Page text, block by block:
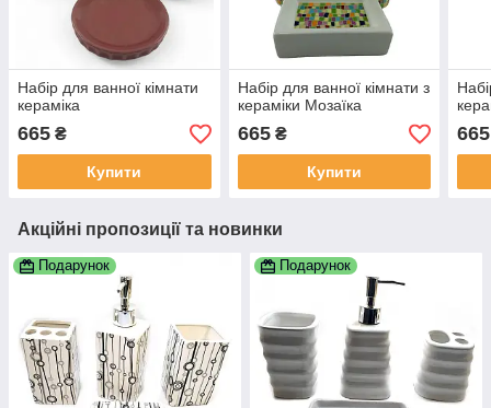
Набір для ванної кімнати
кераміка
665 ₴
Купити
Набір для ванної кімнати з
кераміки Мозаїка
665₴
Купити
665
Акційні пропозиції та новинки
Подарунок Подарунок